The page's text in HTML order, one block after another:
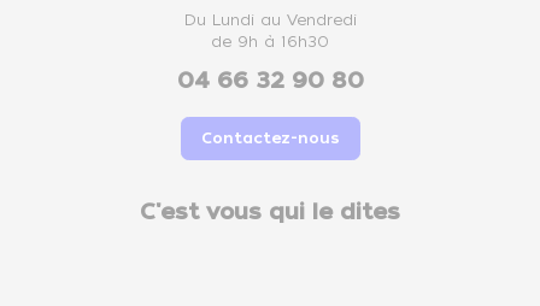
Du Lundi au Vendredi
de 9h à 16h30
04 66 32 90 80
Contactez-nous
C'est vous qui le dites